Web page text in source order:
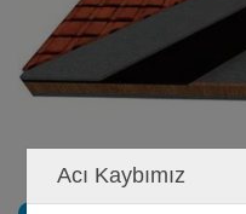
Acı Kaybımız